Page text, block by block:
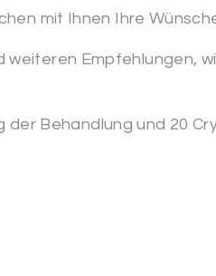
mit Ihnen Ihre
Empfehlungen,
Behandlung und 20